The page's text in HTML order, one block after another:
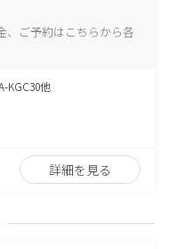
、ご予約はこちらから各
KGC30他
詳細を見る